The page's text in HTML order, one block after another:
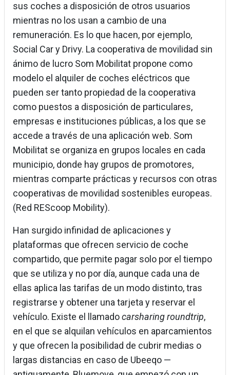
sus coches a disposición de otros usuarios
mientras no los usan a cambio de una
remuneración. Es lo que hacen, por ejemplo,
Social Car y Drivy. La cooperativa de movilidad sin
ánimo de lucro Som Mobilitat propone como
modelo el alquiler de coches eléctricos que
pueden ser tanto propiedad de la cooperativa
como puestos a disposición de particulares,
empresas e instituciones públicas, a los que se
accede a través de una aplicación web. Som
Mobilitat se organiza en grupos locales en cada
municipio, donde hay grupos de promotores,
mientras comparte prácticas y recursos con otras
cooperativas de movilidad sostenibles europeas.
(Red REScoop Mobility).
Han surgido infinidad de aplicaciones y
plataformas que ofrecen servicio de coche
compartido, que permite pagar solo por el tiempo
que se utiliza y no por día, aunque cada una de
ellas aplica las tarifas de un modo distinto, tras
registrarse y obtener una tarjeta y reservar el
vehículo. Existe el llamadocarsharing roundtrip,
en el que se alquilan vehículos en aparcamientos
y que ofrecen la posibilidad de cubrir medias o
largas distancias en caso de Ubeeqo —